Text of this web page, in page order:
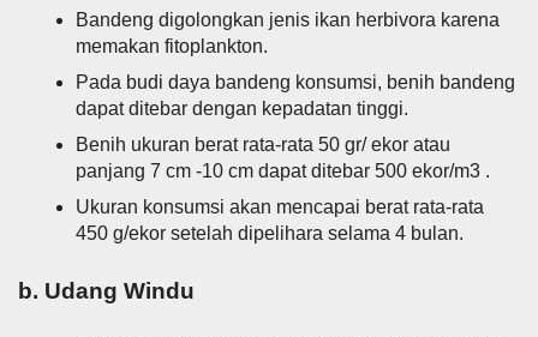
Bandeng digolongkan jenis ikan herbivora karena
memakan fitoplankton.
Pada budi daya bandeng konsumsi, benih bandeng
dapat ditebar dengan kepadatan tinggi.
Benih ukuran berat rata-rata 50 gr/ ekor atau
panjang 7 cm -10 cm dapat ditebar 500 ekor/m3 .
Ukuran konsumsi akan mencapai berat rata-rata
450 g/ekor setelah dipelihara selama 4 bulan.
b. Udang Windu